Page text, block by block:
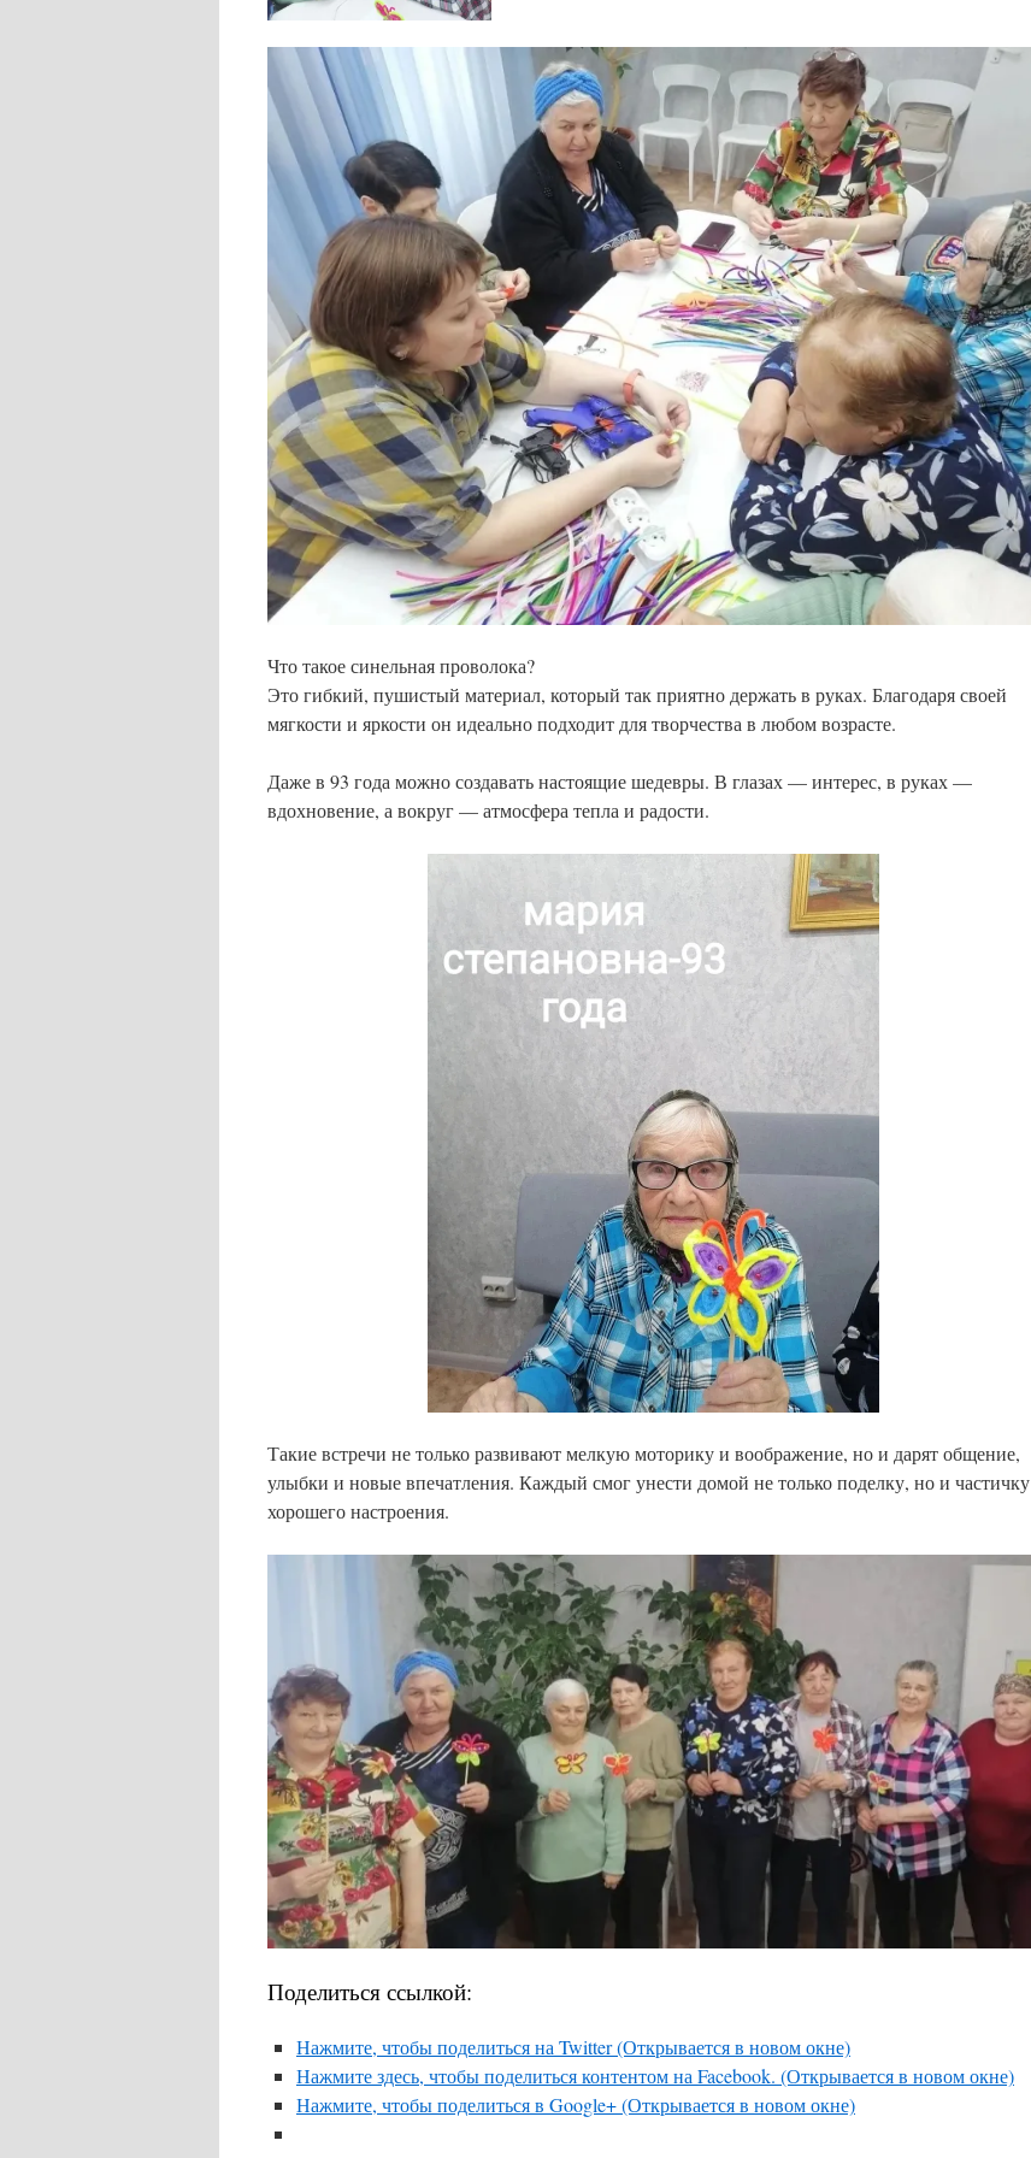
Что такое синельная проволока?
Это гибкий, пушистый материал, который так приятно держать в руках. Благодаря своей
мягкости и яркости он идеально подходит для творчества в любом возрасте.
Даже в 93 года можно создавать настоящие шедевры. В глазах — интерес, в руках —
вдохновение, а вокруг — атмосфера тепла и радости.
Такие встречи не только развивают мелкую моторику и воображение, но и дарят общение,
улыбки и новые впечатления. Каждый смог унести домой не только поделку, но и частичку
хорошего настроения.
Поделиться ссылкой:
Нажмите, чтобы поделиться на Twitter (Открывается в новом окне)
Нажмите здесь, чтобы поделиться контентом на Facebook. (Открывается в новом окне)
Нажмите, чтобы поделиться в Google+ (Открывается в новом окне)